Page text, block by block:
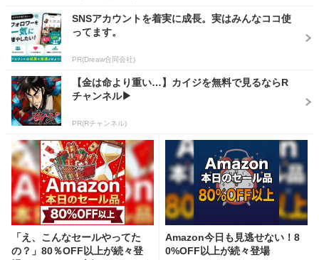
SNSアカウントを着実に成長。実はみんなココ使
ってます。
PR(Dreaw合同会社)
【金は命より重い…】カイジを無料で見るならR
チャンネル▶︎
PR(Rチャンネル)
「え、こんなセールやってた
の？」80％OFF以上が続々登
Amazon今日も見逃せない！8
0%OFF以上が続々登場